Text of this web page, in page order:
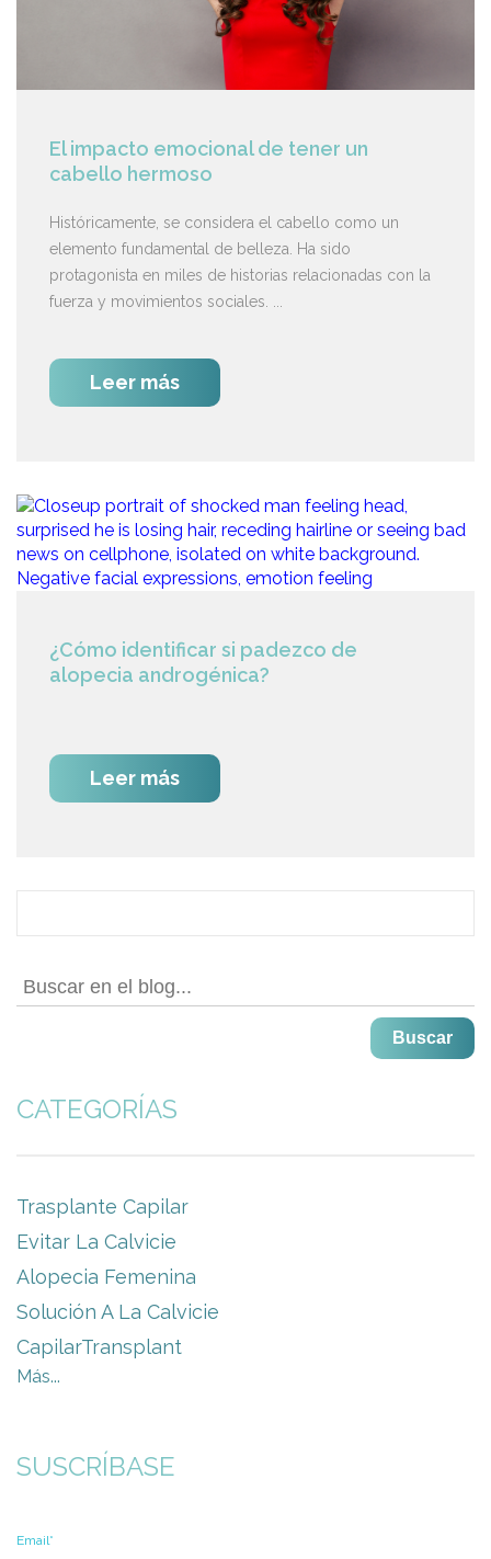
El impacto emocional de tener un
cabello hermoso
Históricamente, se considera el cabello como un
elemento fundamental de belleza. Ha sido
protagonista en miles de historias relacionadas con la
fuerza y movimientos sociales. ...
Leer más
¿Cómo identificar si padezco de
alopecia androgénica?
Leer más
Buscar
CATEGORÍAS
Trasplante Capilar
Evitar La Calvicie
Alopecia Femenina
Solución A La Calvicie
CapilarTransplant
Más...
SUSCRÍBASE
Email*